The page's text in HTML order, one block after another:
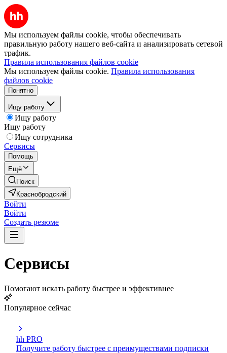
Мы используем файлы cookie, чтобы обеспечивать
правильную работу нашего веб-сайта и анализировать сетевой
трафик.
Правила использования файлов cookie
Мы используем файлы cookie. Правила использования
файлов cookie
Понятно
Ищу работу
Ищу работу
Ищу работу
Ищу сотрудника
Сервисы
Помощь
Ещё
Поиск
Краснобродский
Войти
Войти
Создать резюме
Сервисы
Помогают искать работу быстрее и эффективнее
Популярное сейчас
hh PRO
Получите работу быстрее с преимуществами подписки